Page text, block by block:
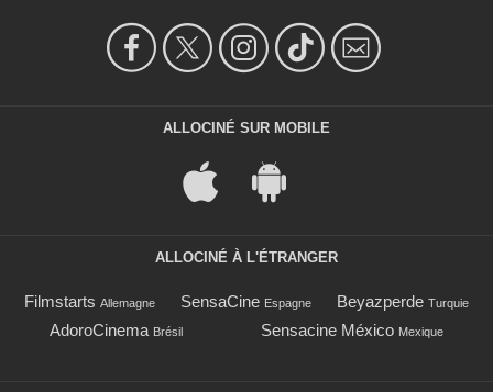
ALLOCINÉ SUR MOBILE
ALLOCINÉ À L'ÉTRANGER
Filmstarts Allemagne SensaCine Espagne Beyazperde Turquie
AdoroCinema Brésil Sensacine México Mexique